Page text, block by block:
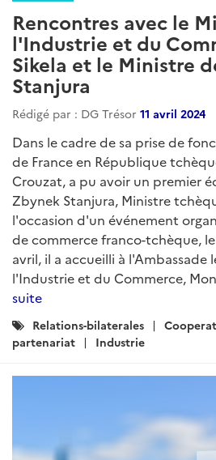
Rencontres avec le
l'Industrie et du
Sikela et le Ministre
Stanjura
Rédigé par : DG Trésor 11 avril 2024
Dans le cadre de sa prise de
de France en République
Crouzat, a pu avoir un premier
Zbynek Stanjura, Ministre
l'occasion d'un événement
de commerce franco-tchèque, le
avril, il a accueilli à l'Ambassade
l'Industrie et du Commerce,
suite
Catégories
:
Relations-bilaterales
partenariat
Industrie